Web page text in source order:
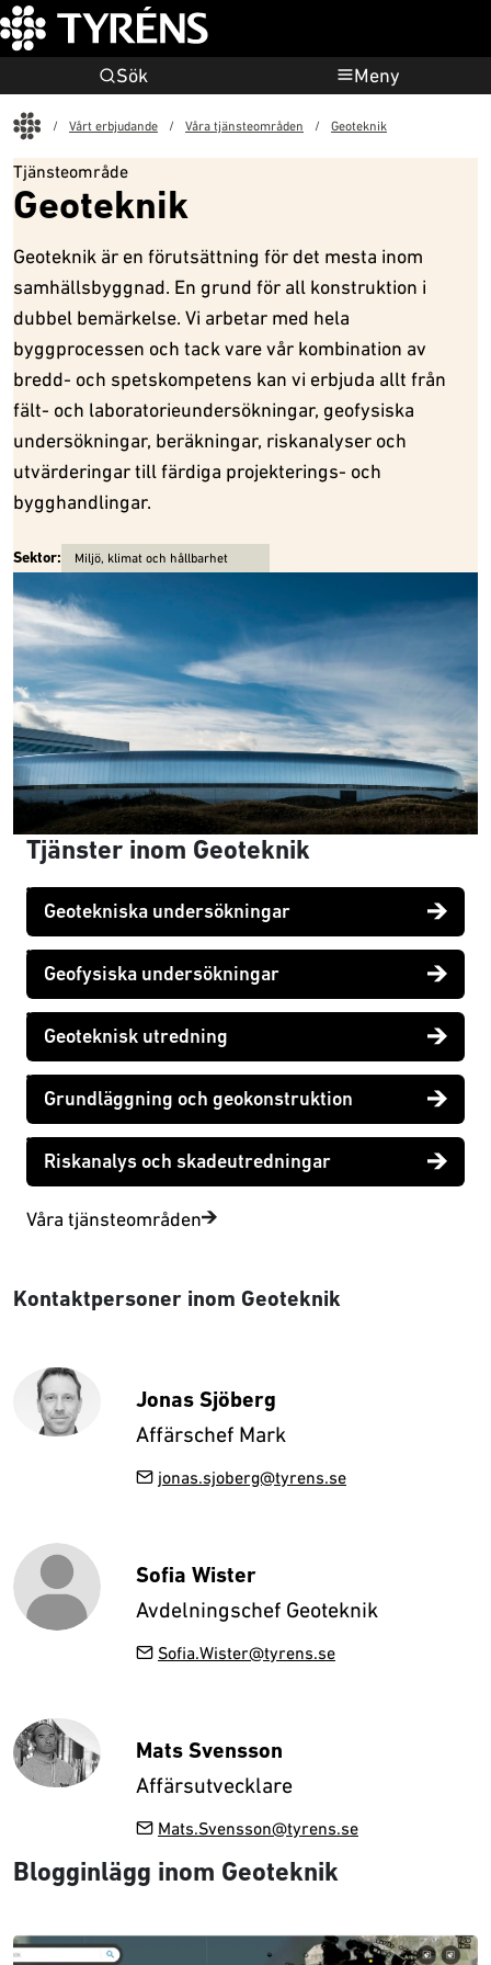
Sök Meny
Vårt erbjudande
Våra tjänsteområden Geoteknik
Tjänsteområde
Geoteknik
Geoteknik är en förutsättning för det mesta inom
samhällsbyggnad. En grund för all konstruktion i
dubbel bemärkelse. Vi arbetar med hela
byggprocessen och tack vare vår kombination av
bredd- och spetskompetens kan vi erbjuda allt från
fält- och laboratorieundersökningar, geofysiska
undersökningar, beräkningar, riskanalyser och
utvärderingar till färdiga projekterings- och
bygghandlingar.
Sektor: Miljö, klimat och hållbarhet
Tjänster inom Geoteknik
Våra tjänsteområden
Geotekniska undersökningar
Geofysiska undersökningar
Geoteknisk utredning
Grundläggning och geokonstruktion
Riskanalys och skadeutredningar
Kontaktpersoner inom Geoteknik
Jonas Sjöberg
Affärschef Mark
jonas.sjoberg@tyrens.se
Sofia Wister
Avdelningschef Geoteknik
Sofia.Wister@tyrens.se
Mats Svensson
Affärsutvecklare
Mats.Svensson@tyrens.se
Blogginlägg inom Geoteknik